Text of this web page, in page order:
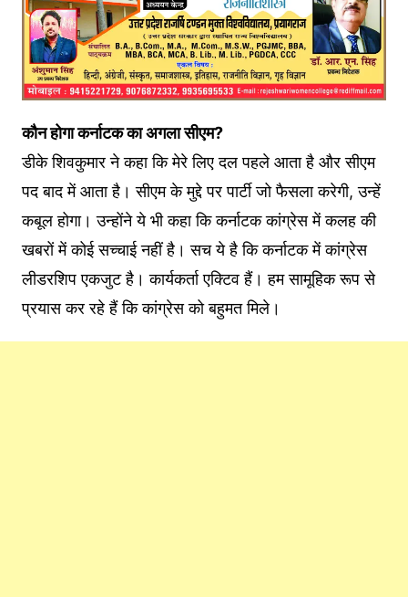
कौन होगा कर्नाटक का अगला सीएम?
डीके शिवकुमार ने कहा कि मेरे लिए दल पहले आता है और सीएम
पद बाद में आता है। सीएम के मुद्दे पर पार्टी जो फैसला करेगी, उन्हें
कबूल होगा। उन्होंने ये भी कहा कि कर्नाटक कांग्रेस में कलह की
खबरों में कोई सच्चाई नहीं है। सच ये है कि कर्नाटक में कांग्रेस
लीडरशिप एकजुट है। कार्यकर्ता एक्टिव हैं। हम सामूहिक रूप से
प्रयास कर रहे हैं कि कांग्रेस को बहुमत मिले।